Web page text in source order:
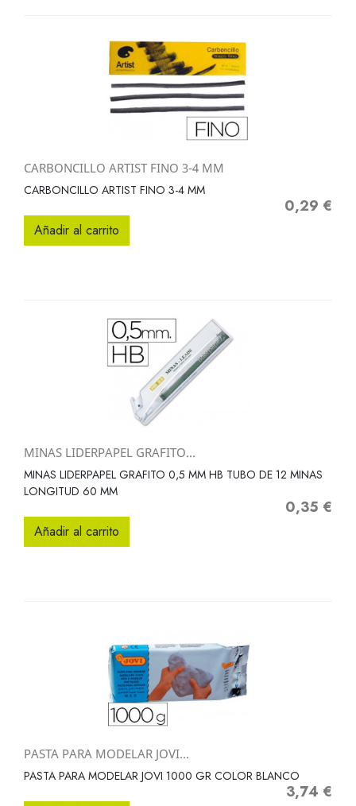
CARBONCILLO ARTIST FINO 3-4 MM
CARBONCILLO ARTIST FINO 3-4 MM
Precio
0,29 €
Añadir al carrito
MINAS LIDERPAPEL GRAFITO...
MINAS LIDERPAPEL GRAFITO 0,5 MM HB TUBO DE 12 MINAS
LONGITUD 60 MM
Precio
0,35 €
Añadir al carrito
PASTA PARA MODELAR JOVI...
PASTA PARA MODELAR JOVI 1000 GR COLOR BLANCO
Precio
3,74 €